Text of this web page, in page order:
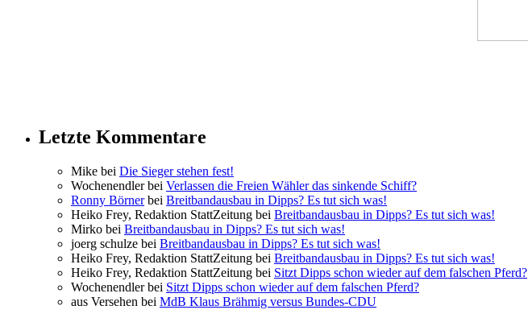
Letzte Kommentare
Mike bei Die Sieger stehen fest!
Wochenendler bei Verlassen die Freien Wähler das sinkende Schiff?
Ronny Börnerbei Breitbandausbau in Dipps? Es tut sich was!
Heiko Frey, Redaktion StattZeitung bei Breitbandausbau in Dipps? Es tut sich was!
Mirko bei Breitbandausbau in Dipps? Es tut sich was!
joerg schulze bei Breitbandausbau in Dipps? Es tut sich was!
Heiko Frey, Redaktion StattZeitung bei Breitbandausbau in Dipps? Es tut sich was!
Heiko Frey, Redaktion StattZeitung bei Sitzt Dipps schon wieder auf dem falschen Pferd?
Wochenendler bei Sitzt Dipps schon wieder auf dem falschen Pferd?
aus Versehen bei MdB Klaus Brähmig versus Bundes-CDU